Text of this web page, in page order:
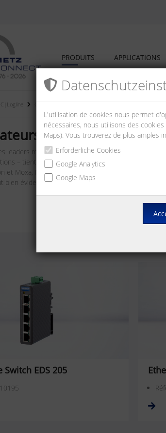
PRODUITS APPLICATIONS
C|Logline
industriels
leaders mondiaux de modules bus, nous avons
– tient une position principale sur le marché –
et Moxa, METZ CONNECT offre des composants
bien évidemment aussi une consultation
Switch EDS 205
L'utilisation de cookies nous permet
nécessaires, nous utilisons des
Maps). Vous trouverez de plus amples
Erforderliche Cookies
Google Analytics
Google Maps